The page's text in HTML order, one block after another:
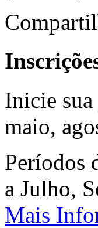
Inicie sua
maio,
Períodos
a Julho,
Mais